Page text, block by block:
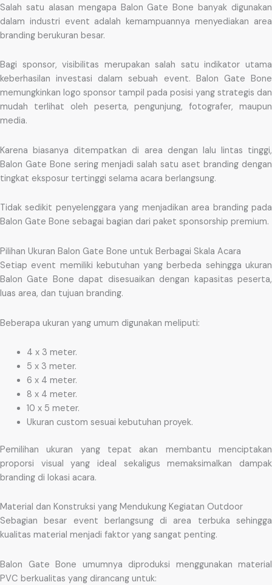
Salah satu alasan mengapa Balon Gate Bone banyak digunakan
dalam industri event adalah kemampuannya menyediakan area
branding berukuran besar.
Bagi sponsor, visibilitas merupakan salah satu indikator utama
keberhasilan investasi dalam sebuah event. Balon Gate Bone
memungkinkan logo sponsor tampil pada posisi yang strategis dan
mudah terlihat oleh peserta, pengunjung, fotografer, maupun
media.
Karena biasanya ditempatkan di area dengan lalu lintas tinggi,
Balon Gate Bone sering menjadi salah satu aset branding dengan
tingkat eksposur tertinggi selama acara berlangsung.
Tidak sedikit penyelenggara yang menjadikan area branding pada
Balon Gate Bone sebagai bagian dari paket sponsorship premium.
Pilihan Ukuran Balon Gate Bone untuk Berbagai Skala Acara
Setiap event memiliki kebutuhan yang berbeda sehingga ukuran
Balon Gate Bone dapat disesuaikan dengan kapasitas peserta,
luas area, dan tujuan branding.
Beberapa ukuran yang umum digunakan meliputi:
4 x 3 meter.
5 x 3 meter.
6 x 4 meter.
8 x 4 meter.
10 x 5 meter.
Ukuran custom sesuai kebutuhan proyek.
Pemilihan ukuran yang tepat akan membantu menciptakan
proporsi visual yang ideal sekaligus memaksimalkan dampak
branding di lokasi acara.
Material dan Konstruksi yang Mendukung Kegiatan Outdoor
Sebagian besar event berlangsung di area terbuka sehingga
kualitas material menjadi faktor yang sangat penting.
Balon Gate Bone umumnya diproduksi menggunakan material
PVC berkualitas yang dirancang untuk: